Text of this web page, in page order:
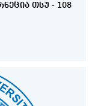
ᲗᲡᲣ - 108